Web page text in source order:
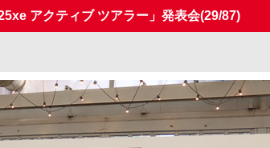
アクティブ ツアラー」発表会(29/87)